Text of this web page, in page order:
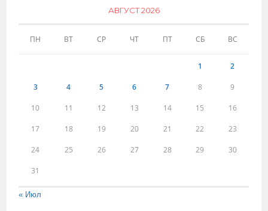
АВГУСТ 2026
ПН ВТ СР ЧТ ПТ СБ ВС
1 2
3 4 5 6 7 8 9
10 11 12 13 14 15 16
17 18 19 20 21 22 23
24 25 26 27 28 29 30
31
« Июл